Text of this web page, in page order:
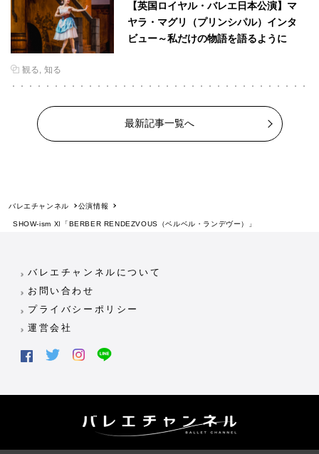
【英国ロイヤル・バレエ日本公演】マ
ヤラ・マグリ（プリンシパル）インタ
ビュー～私だけの物語を語るように
観る 知る
最新記事一覧へ
バレエチャンネル 公演情報
SHOW-ism Ⅺ「BERBER RENDEZVOUS（ベルベル・ランデヴー）」
バレエチャンネルについて
お問い合わせ
プライバシーポリシー
運営会社